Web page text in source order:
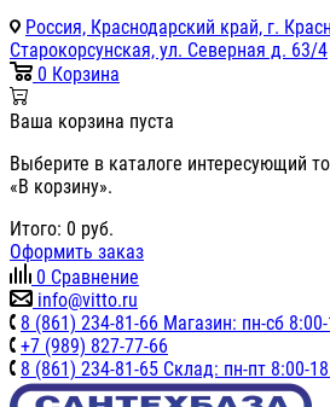
Россия, Краснодарский край, г.
Старокорсунская, ул. Северная д. 63/4
0 Корзина
Ваша корзина пуста
Выберите в каталоге интересующий
«В корзину».
Итого: 0 руб.
Оформить заказ
0 Сравнение
info@vitto.ru
8 (861) 234-81-66 Магазин: пн-сб
+7 (989) 827-77-66
8 (861) 234-81-65 Склад: пн-пт 8:00-